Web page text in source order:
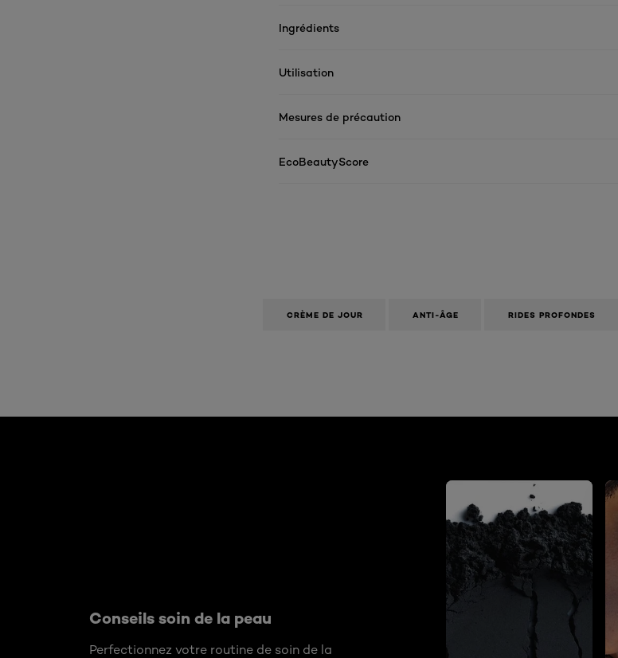
Ingrédients
Utilisation
Mesures de précaution
EcoBeautyScore
CRÈME DE JOUR ANTI-ÂGE RIDES PROFONDES
Conseils soin de la peau
Perfectionnez votre routine de soin de la